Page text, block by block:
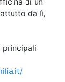
di un
da lì,
principali